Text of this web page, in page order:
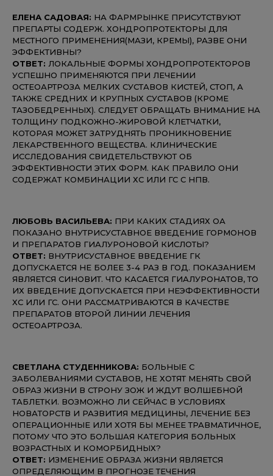
ЕЛЕНА САДОВАЯ: НА ФАРМРЫНКЕ ПРИСУТСТВУЮТ
ПРЕПАРТЫ СОДЕРЖ. ХОНДРОПРОТЕКТОРЫ ДЛЯ
МЕСТНОГО ПРИМЕНЕНИЯ(МАЗИ, КРЕМЫ), РАЗВЕ ОНИ
ЭФФЕКТИВНЫ?
ОТВЕТ: ЛОКАЛЬНЫЕ ФОРМЫ ХОНДРОПРОТЕКТОРОВ
УСПЕШНО ПРИМЕНЯЮТСЯ ПРИ ЛЕЧЕНИИ
ОСТЕОАРТРОЗА МЕЛКИХ СУСТАВОВ КИСТЕЙ, СТОП, А
ТАКЖЕ СРЕДНИХ И КРУПНЫХ СУСТАВОВ (КРОМЕ
ТАЗОБЕДРЕННЫХ). СЛЕДУЕТ ОБРАЩАТЬ ВНИМАНИЕ НА
ТОЛЩИНУ ПОДКОЖНО-ЖИРОВОЙ КЛЕТЧАТКИ,
КОТОРАЯ МОЖЕТ ЗАТРУДНЯТЬ ПРОНИКНОВЕНИЕ
ЛЕКАРСТВЕННОГО ВЕЩЕСТВА. КЛИНИЧЕСКИЕ
ИССЛЕДОВАНИЯ СВИДЕТЕЛЬСТВУЮТ ОБ
ЭФФЕКТИВНОСТИ ЭТИХ ФОРМ. КАК ПРАВИЛО ОНИ
СОДЕРЖАТ КОМБИНАЦИИ ХС ИЛИ ГС С НПВ.
ЛЮБОВЬ ВАСИЛЬЕВА: ПРИ КАКИХ СТАДИЯХ ОА
ПОКАЗАНО ВНУТРИСУСТАВНОЕ ВВЕДЕНИЕ ГОРМОНОВ
И ПРЕПАРАТОВ ГИАЛУРОНОВОЙ КИСЛОТЫ?
ОТВЕТ: ВНУТРИСУСТАВНОЕ ВВЕДЕНИЕ ГК
ДОПУСКАЕТСЯ НЕ БОЛЕЕ 3-4 РАЗ В ГОД. ПОКАЗАНИЕМ
ЯВЛЯЕТСЯ СИНОВИТ. ЧТО КАСАЕТСЯ ГИАЛУРОНАТОВ, ТО
ИХ ВВЕДЕНИЕ ДОПУСКАЕТСЯ ПРИ НЕЭФФЕКТИВНОСТИ
ХС ИЛИ ГС. ОНИ РАССМАТРИВАЮТСЯ В КАЧЕСТВЕ
ПРЕПАРАТОВ ВТОРОЙ ЛИНИИ ЛЕЧЕНИЯ
ОСТЕОАРТРОЗА.
СВЕТЛАНА СТУДЕННИКОВА: БОЛЬНЫЕ С
ЗАБОЛЕВАНИЯМИ СУСТАВОВ, НЕ ХОТЯТ МЕНЯТЬ СВОЙ
ОБРАЗ ЖИЗНИ В СТРОНУ ЗОЖ И ЖДУТ ВОЛШЕБНОЙ
ТАБЛЕТКИ. ВОЗМОЖНО ЛИ СЕЙЧАС В УСЛОВИЯХ
НОВАТОРСТВ И РАЗВИТИЯ МЕДИЦИНЫ, ЛЕЧЕНИЕ БЕЗ
ОПЕРАЦИОННЫЕ ИЛИ ХОТЯ БЫ МЕНЕЕ ТРАВМАТИЧНОЕ,
ПОТОМУ ЧТО ЭТО БОЛЬШАЯ КАТЕГОРИЯ БОЛЬНЫХ
ВОЗРАСТНЫХ И КОМОРБИДНЫХ?
ОТВЕТ: ИЗМЕНЕНИЕ ОБРАЗА ЖИЗНИ ЯВЛЯЕТСЯ
ОПРЕДЕЛЯЮЩИМ В ПРОГНОЗЕ ТЕЧЕНИЯ